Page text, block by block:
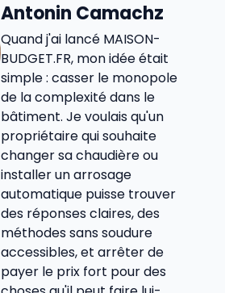
Antonin Camachz
Quand j'ai lancé MAISON-
BUDGET.FR, mon idée était
simple : casser le monopole
de la complexité dans le
bâtiment. Je voulais qu'un
propriétaire qui souhaite
changer sa chaudière ou
installer un arrosage
automatique puisse trouver
des réponses claires, des
méthodes sans soudure
accessibles, et arrêter de
payer le prix fort pour des